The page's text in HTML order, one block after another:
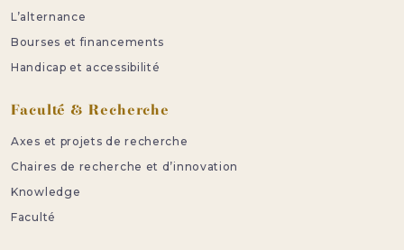
L’alternance
Bourses et financements
Handicap et accessibilité
Faculté & Recherche
Axes et projets de recherche
Chaires de recherche et d’innovation
Knowledge
Faculté